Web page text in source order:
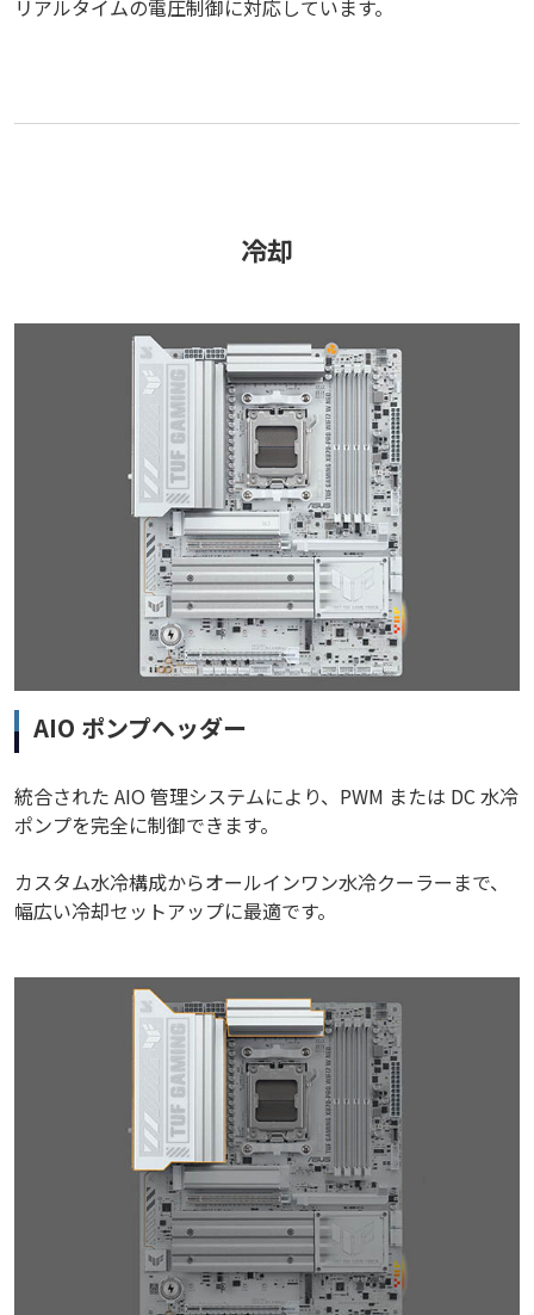
リアルタイムの電圧制御に対応しています。
冷却
AIO ポンプヘッダー
統合された AIO 管理システムにより、PWM または DC 水冷
ポンプを完全に制御できます。
カスタム水冷構成からオールインワン水冷クーラーまで、
幅広い冷却セットアップに最適です。